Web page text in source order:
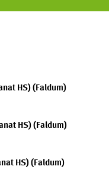
HS) (Faldum)
HS) (Faldum)
HS) (Faldum)